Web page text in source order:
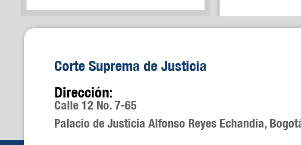
Corte Suprema de Justicia
Dirección:
Calle 12 No. 7-65
Palacio de Justicia Alfonso Reyes Echandía,